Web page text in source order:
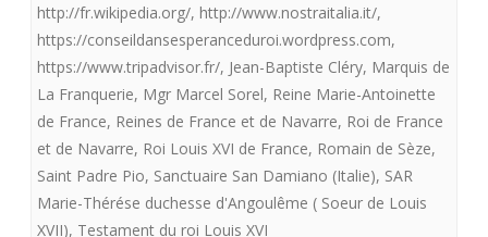
(
Seconde
mise
en
ligne
que
http://fr.wikipedia.org/, http://www.nostraitalia.it/,
https://conseildansesperanceduroi.wordpress.com,
https://www.tripadvisor.fr/, Jean-Baptiste Cléry, Marquis de
La Franquerie, Mgr Marcel Sorel, Reine Marie-Antoinette
de France, Reines de France et de Navarre, Roi de France
et de Navarre, Roi Louis XVI de France, Romain de Sèze,
Saint Padre Pio, Sanctuaire San Damiano (Italie), SAR
Marie-Thérése duchesse d'Angoulême ( Soeur de Louis
XVII), Testament du roi Louis XVI